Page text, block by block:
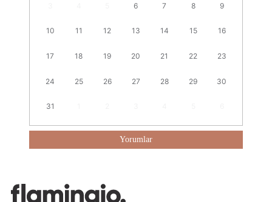
6 7 8 9
10 11 12 13 14 15 16
17 18 19 20 21 22 23
24 25 26 27 28 29 30
31
Yorumlar